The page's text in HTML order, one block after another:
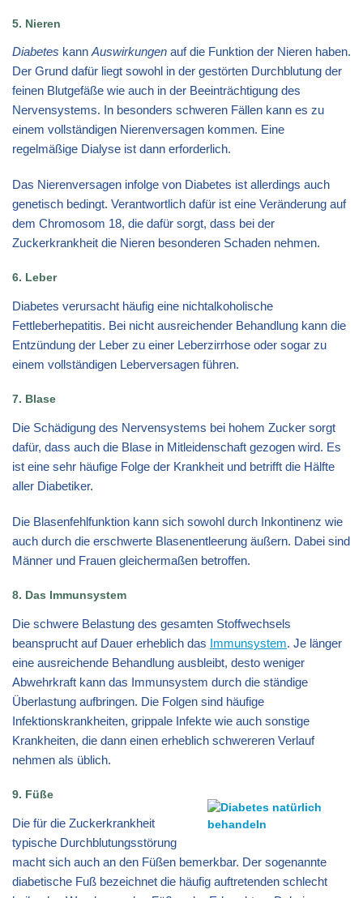
5. Nieren
Diabetes kann Auswirkungen auf die Funktion der Nieren haben.
Der Grund dafür liegt sowohl in der gestörten Durchblutung der
feinen Blutgefäße wie auch in der Beeinträchtigung des
Nervensystems. In besonders schweren Fällen kann es zu
einem vollständigen Nierenversagen kommen. Eine
regelmäßige Dialyse ist dann erforderlich.
Das Nierenversagen infolge von Diabetes ist allerdings auch
genetisch bedingt. Verantwortlich dafür ist eine Veränderung auf
dem Chromosom 18, die dafür sorgt, dass bei der
Zuckerkrankheit die Nieren besonderen Schaden nehmen.
6. Leber
Diabetes verursacht häufig eine nichtalkoholische
Fettleberhepatitis. Bei nicht ausreichender Behandlung kann die
Entzündung der Leber zu einer Leberzirrhose oder sogar zu
einem vollständigen Leberversagen führen.
7. Blase
Die Schädigung des Nervensystems bei hohem Zucker sorgt
dafür, dass auch die Blase in Mitleidenschaft gezogen wird. Es
ist eine sehr häufige Folge der Krankheit und betrifft die Hälfte
aller Diabetiker.
Die Blasenfehlfunktion kann sich sowohl durch Inkontinenz wie
auch durch die erschwerte Blasenentleerung äußern. Dabei sind
Männer und Frauen gleichermaßen betroffen.
8. Das Immunsystem
Die schwere Belastung des gesamten Stoffwechsels
beansprucht auf Dauer erheblich das Immunsystem. Je länger
eine ausreichende Behandlung ausbleibt, desto weniger
Abwehrkraft kann das Immunsystem durch die ständige
Überlastung aufbringen. Die Folgen sind häufige
Infektionskrankheiten, grippale Infekte wie auch sonstige
Krankheiten, die dann einen erheblich schwereren Verlauf
nehmen als üblich.
9. Füße
Die für die Zuckerkrankheit
typische Durchblutungsstörung
macht sich auch an den Füßen bemerkbar. Der sogenannte
diabetische Fuß bezeichnet die häufig auftretenden schlecht